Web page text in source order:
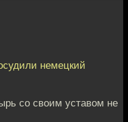
немецкий
со своим уставом не